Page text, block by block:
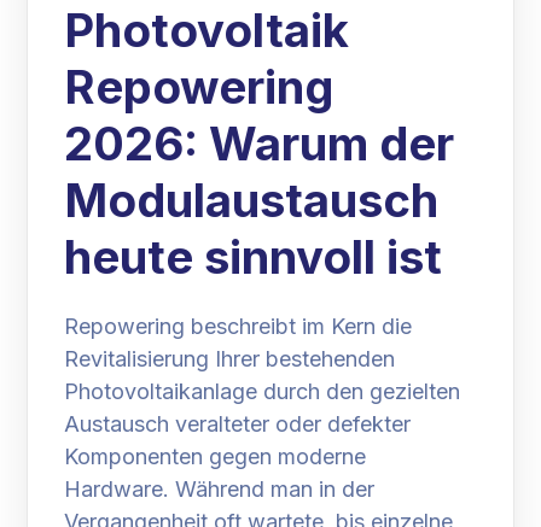
Photovoltaik
Repowering
2026: Warum der
Modulaustausch
heute sinnvoll ist
Repowering beschreibt im Kern die
Revitalisierung Ihrer bestehenden
Photovoltaikanlage durch den gezielten
Austausch veralteter oder defekter
Komponenten gegen moderne
Hardware. Während man in der
Vergangenheit oft wartete, bis einzelne